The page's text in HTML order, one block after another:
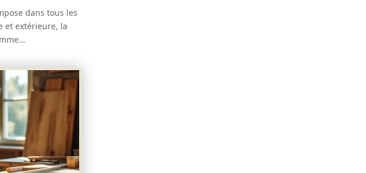
dans tous les
et extérieure, la
…